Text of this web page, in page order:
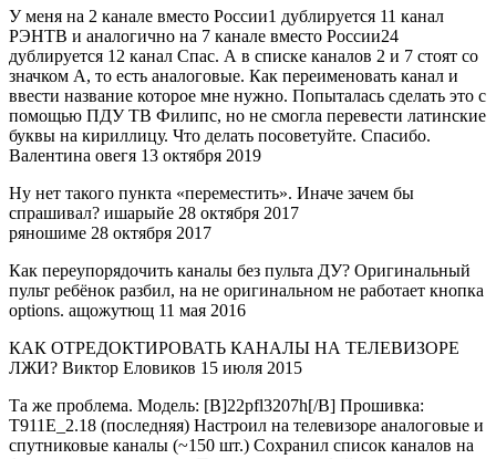
У меня на 2 канале вместо России1 дублируется 11 канал
РЭНТВ и аналогично на 7 канале вместо России24
дублируется 12 канал Спас. А в списке каналов 2 и 7 стоят со
значком А, то есть аналоговые. Как переименовать канал и
ввести название которое мне нужно. Попыталась сделать это с
помощью ПДУ ТВ Филипс, но не смогла перевести латинские
буквы на кириллицу. Что делать посоветуйте. Спасибо.
Валентина овегя 13 октября 2019
Ну нет такого пункта «переместить». Иначе зачем бы
спрашивал? ишарыйе 28 октября 2017
ряношиме 28 октября 2017
Как переупорядочить каналы без пульта ДУ? Оригинальный
пульт ребёнок разбил, на не оригинальном не работает кнопка
options. ащожутющ 11 мая 2016
КАК ОТРЕДОКТИРОВАТЬ КАНАЛЫ НА ТЕЛЕВИЗОРЕ
ЛЖИ? Виктор Еловиков 15 июля 2015
Та же проблема. Модель: [B]22pfl3207h[/B] Прошивка:
T911E_2.18 (последняя) Настроил на телевизоре аналоговые и
спутниковые каналы (~150 шт.) Сохранил список каналов на